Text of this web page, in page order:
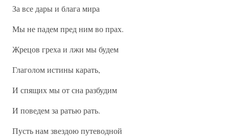
За все дары и блага мира
Мы не падем пред ним во прах.
Жрецов греха и лжи мы будем
Глаголом истины карать,
И спящих мы от сна разбудим
И поведем за ратью рать.
Пусть нам звездою путеводной